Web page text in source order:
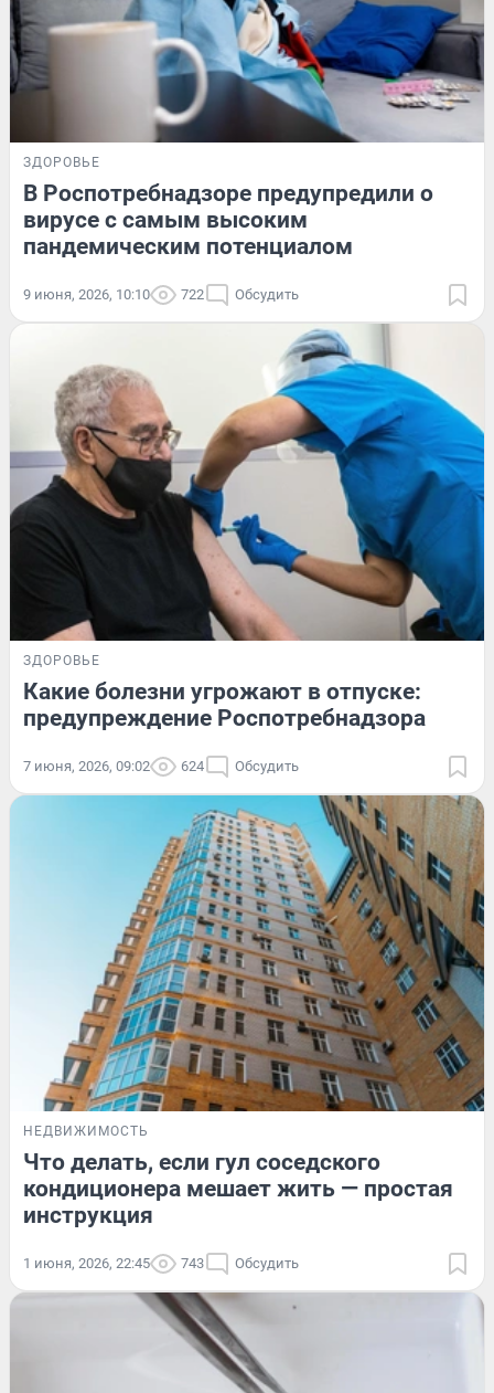
ЗДОРОВЬЕ
В Роспотребнадзоре предупредили о
вирусе с самым высоким
пандемическим потенциалом
9 июня, 2026, 10:10 722 Обсудить
ЗДОРОВЬЕ
Какие болезни угрожают в отпуске:
предупреждение Роспотребнадзора
7 июня, 2026, 09:02 624 Обсудить
НЕДВИЖИМОСТЬ
Что делать, если гул соседского
кондиционера мешает жить — простая
инструкция
1 июня, 2026, 22:45 743 Обсудить